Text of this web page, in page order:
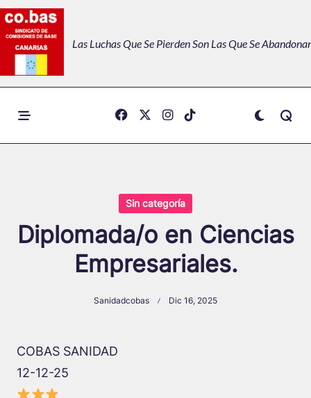
Skip
to
content
Las Luchas Que Se Pierden Son Las Que Se
Sin categoría
Diplomada/o en Ciencias
Empresariales.
Sanidadcobas Dic 16, 2025
COBAS SANIDAD
12-12-25